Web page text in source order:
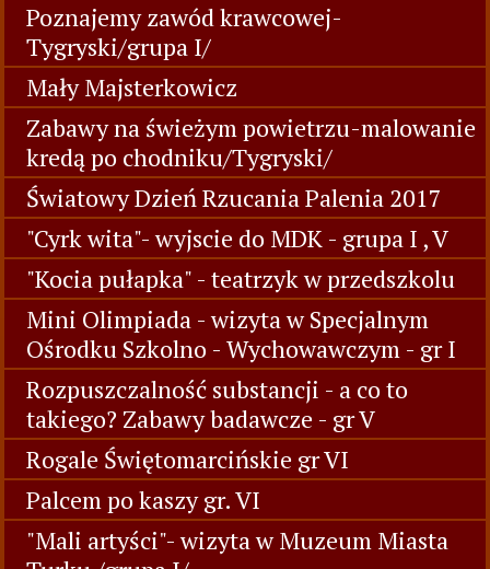
Poznajemy zawód krawcowej-
Tygryski/grupa I/
Mały Majsterkowicz
Zabawy na świeżym powietrzu-malowanie
kredą po chodniku/Tygryski/
Światowy Dzień Rzucania Palenia 2017
"Cyrk wita"- wyjscie do MDK - grupa I , V
"Kocia pułapka" - teatrzyk w przedszkolu
Mini Olimpiada - wizyta w Specjalnym
Ośrodku Szkolno - Wychowawczym - gr I
Rozpuszczalność substancji - a co to
takiego? Zabawy badawcze - gr V
Rogale Świętomarcińskie gr VI
Palcem po kaszy gr. VI
"Mali artyści"- wizyta w Muzeum Miasta